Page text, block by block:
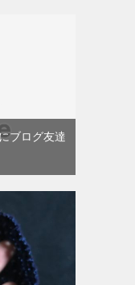
ブログ友達